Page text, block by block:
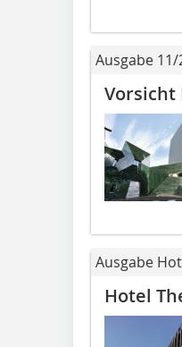
Ausgabe 11/
Vorsicht
Ausgabe
Hotel